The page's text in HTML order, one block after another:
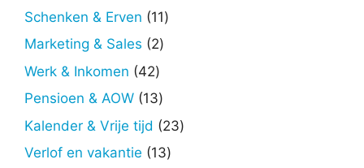
producten
Schenken & Erven 1111
Marketing & Sales 22
Werk & Inkomen 4242
producten
Pensioen & AOW 1313
producten
Kalender & Vrije tijd 2323
Verlof en vakantie 1313